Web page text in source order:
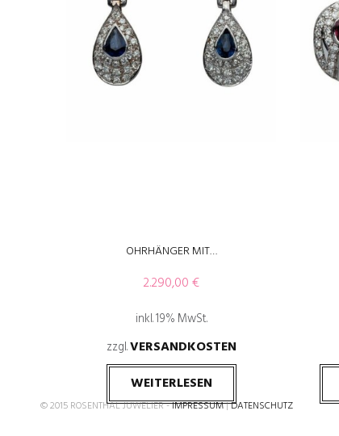
OHRHÄNGER MIT…
2.290,00€
inkl. 19% MwSt.
zzgl.VERSANDKOSTEN
WEITERLESEN
© 2015 ROSENTHAL JUWELIER -IMPRESSUM|DATENSCHUTZ